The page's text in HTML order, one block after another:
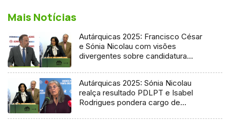
Mais Notícias
Autárquicas 2025: Francisco César
e Sónia Nicolau com visões
divergentes sobre candidatura
Autárquicas 2025: Sónia Nicolau
realça resultado PDLPT e Isabel
Rodrigues pondera cargo de